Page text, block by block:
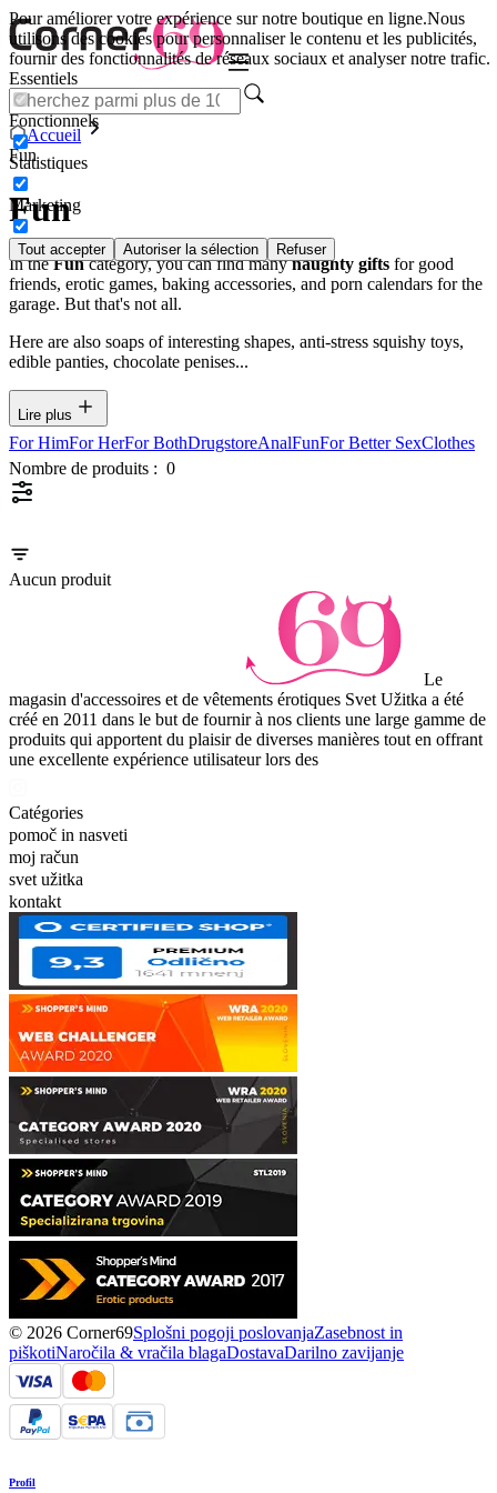
Pour améliorer votre expérience sur notre boutique en ligne.Nous
utilisons des cookies pour personnaliser le contenu et les publicités,
fournir des fonctionnalités de réseaux sociaux et analyser notre trafic.
Essentiels
Fonctionnels
Statistiques
Marketing
Tout accepter Autoriser la sélection Refuser
Accueil
Fun
Fun
In theFuncategory, you can find manynaughty gifts for good
friends, erotic games, baking accessories, and porn calendars for the
garage. But that's not all.
Here are also soaps of interesting shapes, anti-stress squishy toys,
edible panties, chocolate penises...
Lire plus
For HimFor HerFor BothDrugstoreAnalFunFor Better SexClothes
Nombre de produits : 0
Aucun produit
Le
magasin d'accessoires et de vêtements érotiques Svet Užitka a été
créé en 2011 dans le but de fournir à nos clients une large gamme de
produits qui apportent du plaisir de diverses manières tout en offrant
une excellente expérience utilisateur lors des
Catégories
pomoč in nasveti
moj račun
svet užitka
kontakt
© 2026 Corner69Splošni pogoji poslovanjaZasebnost in
piškotiNaročila & vračila blagaDostavaDarilno zavijanje
Profil